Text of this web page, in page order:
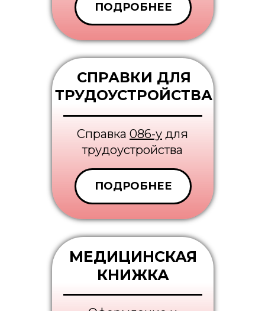
ПОДРОБНЕЕ
ПОДРОБНЕЕ
СПРАВКИ ДЛЯ
ТРУДОУСТРОЙСТВА
МЕДИЦИНСКАЯ
КНИЖКА
Cправка 086-у для
трудоустройства